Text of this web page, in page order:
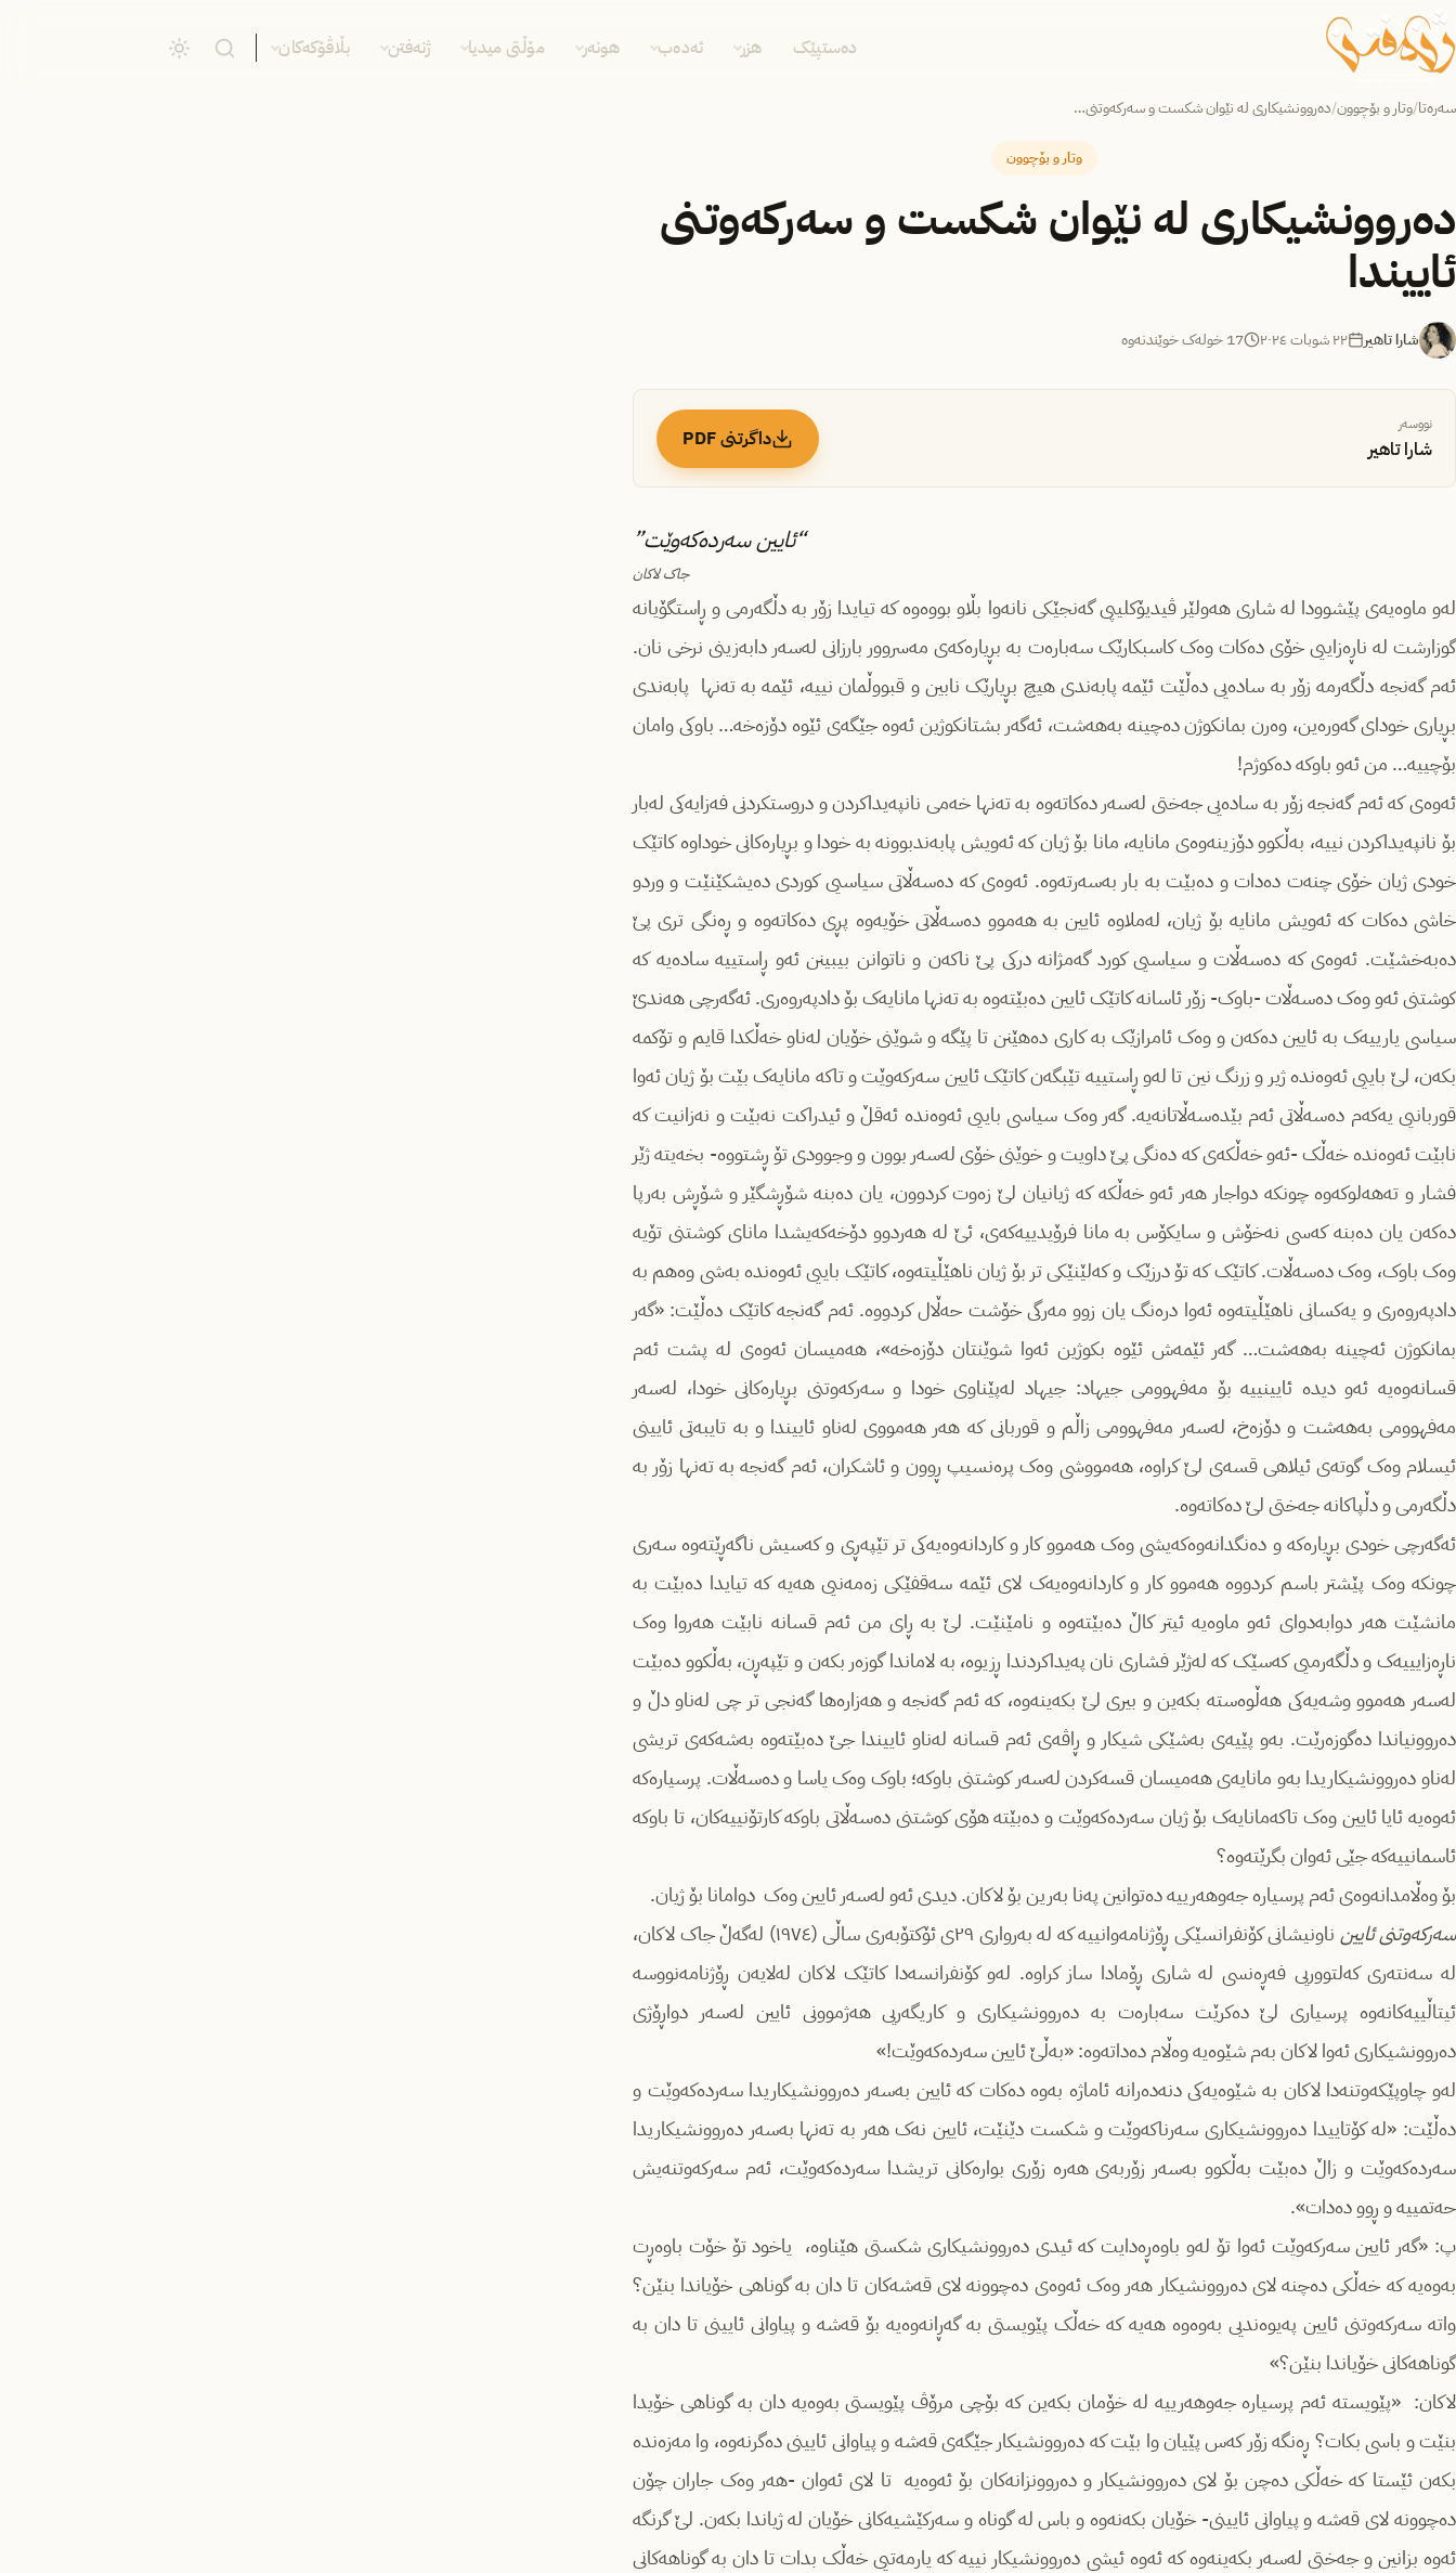
دەستپێک هزر ئەدەب هونەر مۆڵتی میدیا ژنەفتن بڵاڤۆکەکان
سەرەتا/وتار و بۆچوون/دەروونشیکاری لە نێوان شکست و سەرکەوتنی…
وتار و بۆچوون
دەروونشیکاری لە نێوان شکست و سەرکەوتنی
ئاییندا
شارا تاهیر ٢٢ شوبات ٢٠٢٤ 17 خولەک خوێندنەوە
نووسەر
شارا تاهیر داگرتنی PDF
“ئایین سەردەکەوێت”
جاک لاکان
لەو ماوەیەی پێشوودا لە شاری هەولێر ڤیدیۆکلیپی گەنجێکی نانەوا بڵاو بووەوە کە تیایدا زۆر بە دڵگەرمی و ڕاستگۆیانە
گوزارشت لە ناڕەزاییی خۆی دەکات وەک کاسبکارێک سەبارەت بە بڕیارەکەی مەسروور بارزانی لەسەر دابەزینی نرخی نان.
ئەم گەنجە دڵگەرمە زۆر بە سادەیی دەڵێت ئێمە پابەندی هیچ بڕیارێک نابین و قبووڵمان نییە، ئێمە بە تەنها پابەندی
بڕیاری خودای گەورەین، وەرن بمانکوژن دەچینە بەهەشت، ئەگەر بشتانکوژین ئەوە جێگەی ئێوە دۆزەخە… باوکی وامان
بۆچییە… من ئەو باوکە دەکوژم!
ئەوەی کە ئەم گەنجە زۆر بە سادەیی جەختی لەسەر دەکاتەوە بە تەنها خەمی نانپەیداکردن و دروستکردنی فەزایەکی لەبار
بۆ نانپەیداکردن نییە، بەڵکوو دۆزینەوەی مانایە، مانا بۆ ژیان کە ئەویش پابەندبوونە بە خودا و بڕیارەکانی خوداوە کاتێک
خودی ژیان خۆی چنەت دەدات و دەبێت بە بار بەسەرتەوە. ئەوەی کە دەسەڵاتی سیاسیی کوردی دەیشکێنێت و وردو
خاشی دەکات کە ئەویش مانایە بۆ ژیان، لەملاوە ئایین بە هەموو دەسەڵاتی خۆیەوە پڕی دەکاتەوە و ڕەنگی تری پێ
دەبەخشێت. ئەوەی کە دەسەڵات و سیاسیی کورد گەمژانە درکی پێ ناکەن و ناتوانن بیبینن ئەو ڕاستییە سادەیە کە
کوشتنی ئەو وەک دەسەڵات -باوک- زۆر ئاسانە کاتێک ئایین دەبێتەوە بە تەنها مانایەک بۆ دادپەروەری. ئەگەرچی هەندێ
سیاسی یارییەک بە ئایین دەکەن و وەک ئامرازێک بە کاری دەهێنن تا پێگە و شوێنی خۆیان لەناو خەڵکدا قایم و تۆکمە
بکەن، لێ باییی ئەوەندە ژیر و زرنگ نین تا لەو ڕاستییە تێبگەن کاتێک ئایین سەرکەوێت و تاکە مانایەک بێت بۆ ژیان ئەوا
قوربانیی یەکەم دەسەڵاتی ئەم بێدەسەڵاتانەیە. گەر وەک سیاسی باییی ئەوەندە ئەقڵ و ئیدراکت نەبێت و نەزانیت کە
نابێت ئەوەندە خەڵک -ئەو خەڵکەی کە دەنگی پێ داویت و خوێنی خۆی لەسەر بوون و وجوودی تۆ ڕشتووە- بخەیتە ژێر
فشار و تەهەلوکەوە چونکە دواجار هەر ئەو خەڵکە کە ژیانیان لێ زەوت کردوون، یان دەبنە شۆڕشگێر و شۆڕش بەرپا
دەکەن یان دەبنە کەسی نەخۆش و سایکۆس بە مانا فرۆیدییەکەی، ئێ لە هەردوو دۆخەکەیشدا مانای کوشتنی تۆیە
وەک باوک، وەک دەسەڵات. کاتێک کە تۆ درزێک و کەلێنێکی تر بۆ ژیان ناهێڵیتەوە، کاتێک باییی ئەوەندە بەشی وەهم بە
دادپەروەری و یەکسانی ناهێڵیتەوە ئەوا درەنگ یان زوو مەرگی خۆشت حەڵال کردووە. ئەم گەنجە کاتێک دەڵێت: «گەر
بمانکوژن ئەچینە بەهەشت… گەر ئێمەش ئێوە بکوژین ئەوا شوێنتان دۆزەخە»، هەمیسان ئەوەی لە پشت ئەم
قسانەوەیە ئەو دیدە ئایینییە بۆ مەفهوومی جیهاد: جیهاد لەپێناوی خودا و سەرکەوتنی بڕیارەکانی خودا، لەسەر
مەفهوومی بەهەشت و دۆزەخ، لەسەر مەفهوومی زاڵم و قوربانی کە هەر هەمووی لەناو ئاییندا و بە تایبەتی ئایینی
ئیسلام وەک گوتەی ئیلاهی قسەی لێ کراوە، هەمووشی وەک پرەنسیپ ڕوون و ئاشکران، ئەم گەنجە بە تەنها زۆر بە
دڵگەرمی و دڵپاکانە جەختی لێ دەکاتەوە.
ئەگەرچی خودی بڕیارەکە و دەنگدانەوەکەیشی وەک هەموو کار و کاردانەوەیەکی تر تێپەڕی و کەسیش ناگەڕێتەوە سەری
چونکە وەک پێشتر باسم کردووە هەموو کار و کاردانەوەیەک لای ئێمە سەقفێکی زەمەنیی هەیە کە تیایدا دەبێت بە
مانشێت هەر دوابەدوای ئەو ماوەیە ئیتر کاڵ دەبێتەوە و نامێنێت. لێ بە ڕای من ئەم قسانە نابێت هەروا وەک
ناڕەزایییەک و دڵگەرمیی کەسێک کە لەژێر فشاری نان پەیداکردندا ڕزیوە، بە لاماندا گوزەر بکەن و تێپەڕن، بەڵکوو دەبێت
لەسەر هەموو وشەیەکی هەڵوەستە بکەین و بیری لێ بکەینەوە، کە ئەم گەنجە و هەزارەها گەنجی تر چی لەناو دڵ و
دەروونیاندا دەگوزەرێت. بەو پێیەی بەشێکی شیکار و ڕاڤەی ئەم قسانە لەناو ئاییندا جێ دەبێتەوە بەشەکەی تریشی
لەناو دەروونشیکاریدا بەو مانایەی هەمیسان قسەکردن لەسەر کوشتنی باوکە؛ باوک وەک یاسا و دەسەڵات. پرسیارەکە
ئەوەیە ئایا ئایین وەک تاکەمانایەک بۆ ژیان سەردەکەوێت و دەبێتە هۆی کوشتنی دەسەڵاتی باوکە کارتۆنییەکان، تا باوکە
ئاسمانییەکە جێی ئەوان بگرێتەوە؟
بۆ وەڵامدانەوەی ئەم پرسیارە جەوهەرییە دەتوانین پەنا بەرین بۆ لاکان. دیدی ئەو لەسەر ئایین وەک دوامانا بۆ ژیان.
سەرکەوتنی ئایین
ناونیشانی کۆنفرانسێکی ڕۆژنامەوانییە کە لە بەرواری ٢٩ی ئۆکتۆبەری ساڵی (١٩٧٤) لەگەڵ جاک لاکان،
لە سەنتەری کەلتووریی فەڕەنسی لە شاری ڕۆمادا ساز کراوە. لەو کۆنفرانسەدا کاتێک لاکان لەلایەن ڕۆژنامەنووسە
ئیتاڵییەکانەوە پرسیاری لێ دەکرێت سەبارەت بە دەروونشیکاری و کاریگەریی هەژموونی ئایین لەسەر دواڕۆژی
دەروونشیکاری ئەوا لاکان بەم شێوەیە وەڵام دەداتەوە: «بەڵێ ئایین سەردەکەوێت!»
لەو چاوپێکەوتنەدا لاکان بە شێوەیەکی دنەدەرانە ئاماژە بەوە دەکات کە ئایین بەسەر دەروونشیکاریدا سەردەکەوێت و
دەڵێت: «لە کۆتاییدا دەروونشیکاری سەرناکەوێت و شکست دێنێت، ئایین نەک هەر بە تەنها بەسەر دەروونشیکاریدا
سەردەکەوێت و زاڵ دەبێت بەڵکوو بەسەر زۆربەی هەرە زۆری بوارەکانی تریشدا سەردەکەوێت، ئەم سەرکەوتنەیش
حەتمییە و ڕوو دەدات».
پ: «گەر ئایین سەرکەوێت ئەوا تۆ لەو باوەڕەدایت کە ئیدی دەروونشیکاری شکستی هێناوە، یاخود تۆ خۆت باوەڕت
بەوەیە کە خەڵکی دەچنە لای دەروونشیکار هەر وەک ئەوەی دەچوونە لای قەشەکان تا دان بە گوناهی خۆیاندا بنێن؟
واتە سەرکەوتنی ئایین پەیوەندیی بەوەوە هەیە کە خەڵک پێویستی بە گەڕانەوەیە بۆ قەشە و پیاوانی ئایینی تا دان بە
گوناهەکانی خۆیاندا بنێن؟»
لاکان: «پێویستە ئەم پرسیارە جەوهەرییە لە خۆمان بکەین کە بۆچی مرۆڤ پێویستی بەوەیە دان بە گوناهی خۆیدا
بنێت و باسی بکات؟ ڕەنگە زۆر کەس پێیان وا بێت کە دەروونشیکار جێگەی قەشە و پیاوانی ئایینی دەگرنەوە، وا مەزەندە
بکەن ئێستا کە خەڵکی دەچن بۆ لای دەروونشیکار و دەروونزانەکان بۆ ئەوەیە تا لای ئەوان -هەر وەک جاران چۆن
دەچوونە لای قەشە و پیاوانی ئایینی- خۆیان بکەنەوە و باس لە گوناه و سەرکێشیەکانی خۆیان لە ژیاندا بکەن. لێ گرنگە
ئەوە بزانین و جەختی لەسەر بکەینەوە کە ئەوە ئیشی دەروونشیکار نییە کە یارمەتیی خەڵک بدات تا دان بە گوناهەکانی